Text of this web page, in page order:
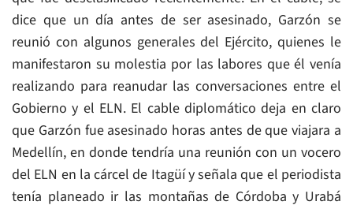
dice que un día antes de ser asesinado, Garzón se
reunió con algunos generales del Ejército, quienes le
manifestaron su molestia por las labores que él venía
realizando para reanudar las conversaciones entre el
Gobierno y el ELN. El cable diplomático deja en claro
que Garzón fue asesinado horas antes de que viajara a
Medellín, en donde tendría una reunión con un vocero
del ELN en la cárcel de Itagüí y señala que el periodista
tenía planeado ir las montañas de Córdoba y Urabá